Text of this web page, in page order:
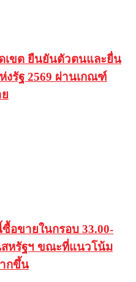
เขต ยืนยันตัวตนและยื่น
รัฐ 2569 ผ่านเกณฑ์
อขายในกรอบ 33.00-
สหรัฐฯ ขณะที่แนวโน้ม
กขึ้น